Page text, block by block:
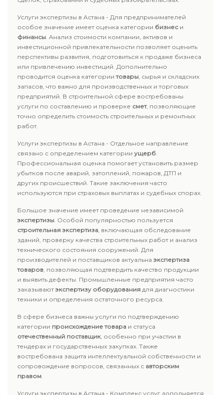
Услуги экспертизы в Астана - Для предпринимателей
особое значение имеет оценка категории бизнес и
финансы. Анализ стоимости компании, активов и
инвестиционной привлекательности позволяет оценить
перспективы развития, подготовиться к продаже бизнеса
или привлечению инвестиций. Дополнительно
проводится оценка категориитовары, сырья и складских
запасов, что важно для производственных и торговых
предприятий. В строительной сфере востребованы
услуги по составлению и проверке смет, позволяющие
точно определить стоимость строительных и ремонтных
работ.
Услуги экспертизы в Астана - Отдельное направление
связано с определением категории ущерб.
Профессиональная оценка помогает установить размер
убытков после аварий, затоплений, пожаров, ДТП и
других происшествий. Такие заключения часто
используются при страховых выплатах и судебных спорах.
Большое значение имеет проведение независимой
экспертизы. Особой популярностью пользуется
строительная экспертиза, включающая обследование
зданий, проверку качества строительных работ и анализ
технического состояния сооружений. Для
производителей и поставщиков актуальна экспертиза
товаров, позволяющая подтвердить качество продукции
и выявить дефекты. Промышленные предприятия часто
заказываютэкспертизу оборудования для диагностики
техники и определения остаточного ресурса.
В сфере бизнеса важны услуги по подтверждению
категории происхождение товара и статуса
отечественный поставщик, особенно при участии в
тендерах и государственных закупках. Также
востребована защита интеллектуальной собственности и
сопровождение вопросов, связанных с авторским
правом.
Услуги экспертизы в Астана - Комплекс услуг дополняется